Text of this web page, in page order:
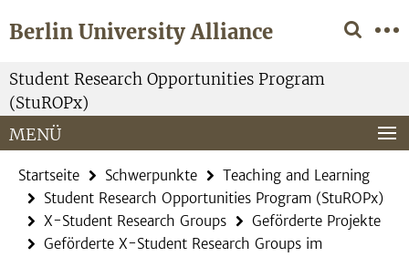
direkt
Inhalt
Berlin University Alliance
Service-
Navigation
Student Research Opportunities Program
(StuROPx)
MENÜ
Startseite Schwerpunkte
Teaching and Learning
Student Research Opportunities Program (StuROPx)
X-Student Research Groups
Geförderte Projekte
Geförderte X-Student Research Groups im